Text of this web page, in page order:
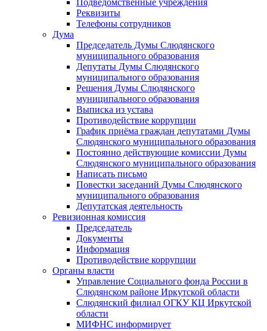
Подведомственные учреждения
Реквизиты
Телефоны сотрудников
Дума
Председатель Думы Слюдянского
муниципального образования
Депутаты Думы Слюдянского
муниципального образования
Решения Думы Слюдянского
муниципального образования
Выписка из устава
Противодействие коррупции
График приёма граждан депутатами Думы
Слюдянского муниципального образования
Постоянно действующие комиссии Думы
Слюдянского муниципального образования
Написать письмо
Повестки заседаний Думы Слюдянского
муниципального образования
Депутатская деятельность
Ревизионная комиссия
Председатель
Документы
Информация
Противодействие коррупции
Органы власти
Управление Социального фонда России в
Слюдянском районе Иркутской области
Слюдянский филиал ОГКУ КЦ Иркутской
области
МИФНС информирует